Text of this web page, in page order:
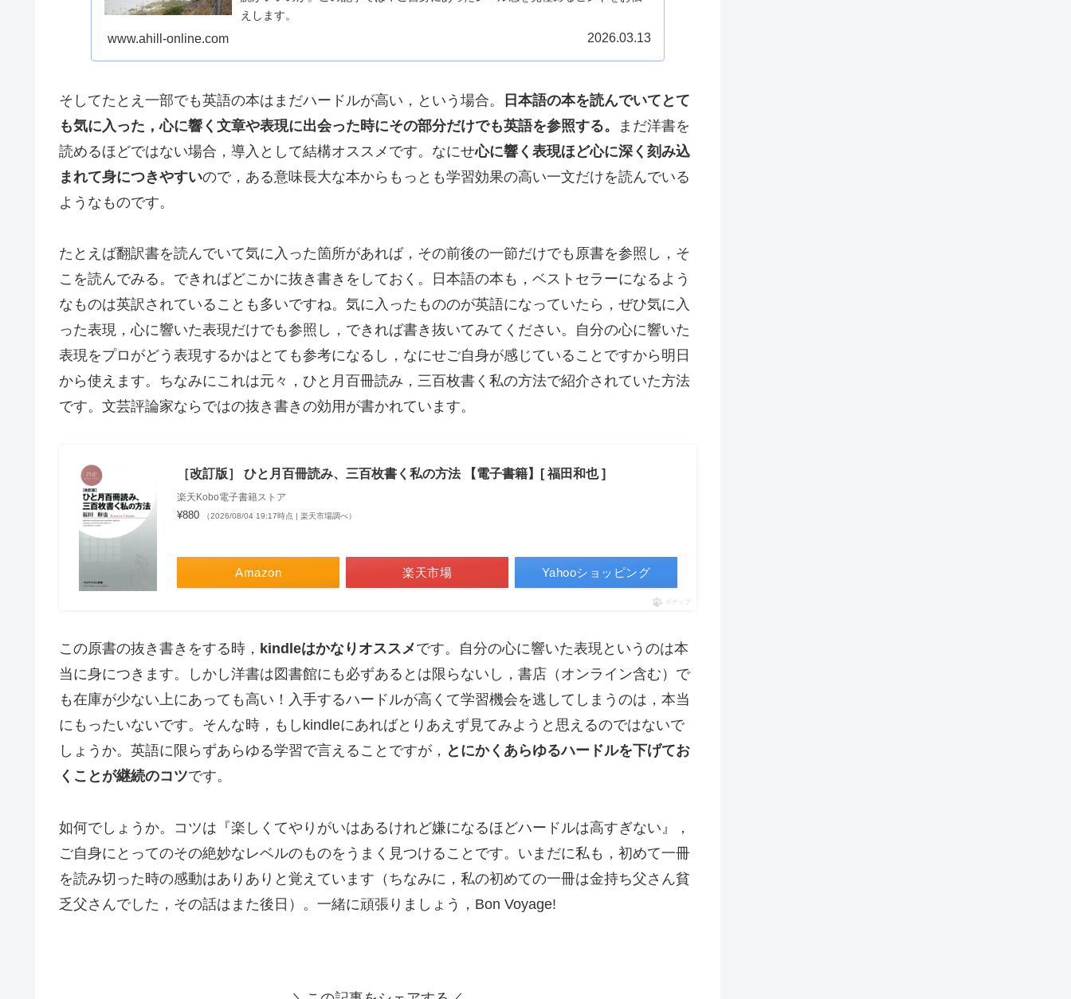
えします。
www.ahill-online.com 2026.03.13
そしてたとえ一部でも英語の本はまだハードルが高い，という場合。
日本語の本を読んでいてとて
も気に入った，心に響く文章や表現に出会った時にその部分だけでも英語を参照する。
まだ洋書を
読めるほどではない場合，導入として結構オススメです。なにせ心に響く表現ほど心に深く刻み込
まれて身につきやすいので，ある意味長大な本からもっとも学習効果の高い一文だけを読んでいる
ようなものです。
たとえば翻訳書を読んでいて気に入った箇所があれば，その前後の一節だけでも原書を参照し，そ
こを読んでみる。できればどこかに抜き書きをしておく。日本語の本も，ベストセラーになるよう
なものは英訳されていることも多いですね。気に入ったもののが英語になっていたら，ぜひ気に入
った表現，心に響いた表現だけでも参照し，できれば書き抜いてみてください。自分の心に響いた
表現をプロがどう表現するかはとても参考になるし，なにせご自身が感じていることですから明日
から使えます。ちなみにこれは元々，ひと月百冊読み，三百枚書く私の方法で紹介されていた方法
です。文芸評論家ならではの抜き書きの効用が書かれています。
［改訂版］ ひと月百冊読み、三百枚書く私の方法 【電子書籍】[ 福田和也 ]
楽天Kobo電子書籍ストア
¥880 （2026/08/04 19:17時点 | 楽天市場調べ）
Amazon 楽天市場 Yahooショッピング
ポチップ
この原書の抜き書きをする時， kindleはかなりオススメです。自分の心に響いた表現というのは本
当に身につきます。しかし洋書は図書館にも必ずあるとは限らないし，書店（オンライン含む）で
も在庫が少ない上にあっても高い！入手するハードルが高くて学習機会を逃してしまうのは，本当
にもったいないです。そんな時，もしkindleにあればとりあえず見てみようと思えるのではないで
しょうか。英語に限らずあらゆる学習で言えることですが， とにかくあらゆるハードルを下げてお
くことが継続のコツです。
如何でしょうか。コツは『楽しくてやりがいはあるけれど嫌になるほどハードルは高すぎない』，
ご自身にとってのその絶妙なレベルのものをうまく見つけることです。いまだに私も，初めて一冊
を読み切った時の感動はありありと覚えています（ちなみに，私の初めての一冊は金持ち父さん貧
乏父さんでした，その話はまた後日）。一緒に頑張りましょう，Bon Voyage!